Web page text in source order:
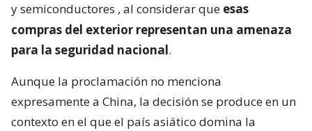
y semiconductores , al considerar que esas
compras del exterior representan una amenaza
para la seguridad nacional.
Aunque la proclamación no menciona
expresamente a China, la decisión se produce en un
contexto en el que el país asiático domina la